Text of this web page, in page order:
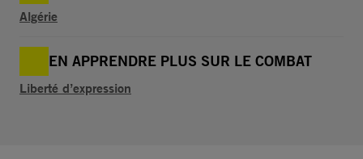
Algérie
EN APPRENDRE PLUS SUR LE COMBAT
Liberté d’expression